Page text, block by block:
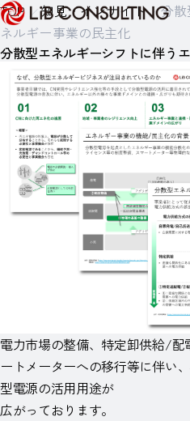
TOP 知見・インサイト
分
ネルギー事業の民主化
分散型エネルギーシフトに伴う
電力市場の整備、特定卸供給/配
ートメーターへの移行等に伴い
型電源の活用用途が
広がっております。